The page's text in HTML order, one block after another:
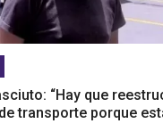
“Hay que
transporte porque